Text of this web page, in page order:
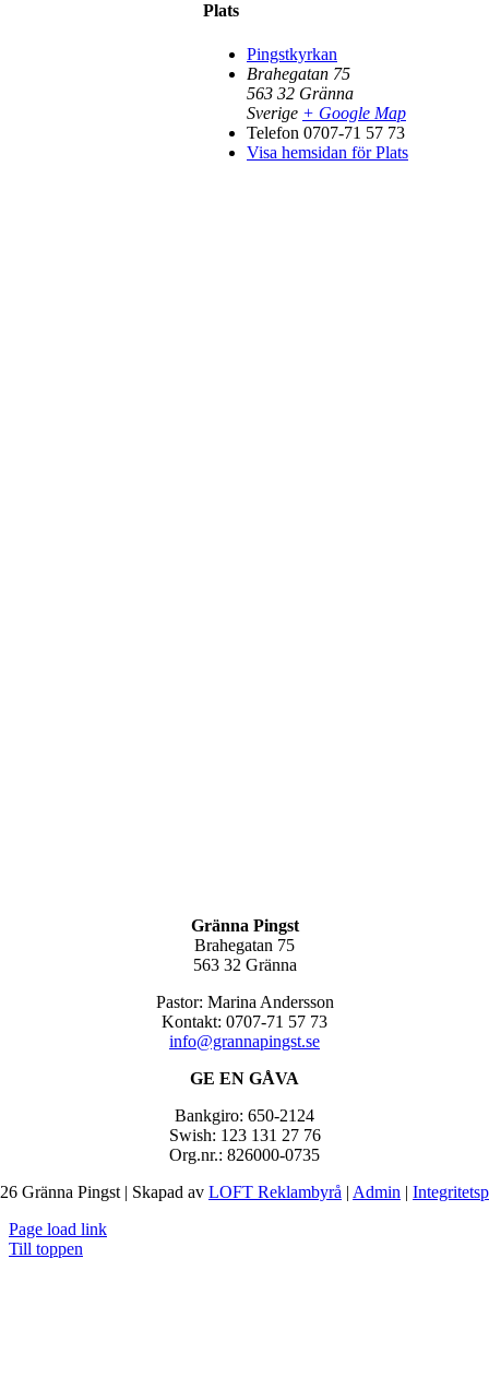
Plats
Pingstkyrkan
Brahegatan 75
563 32 Gränna
Sverige + Google Map
Telefon 0707-71 57 73
Visa hemsidan för Plats
Gränna Pingst
Brahegatan 75
563 32 Gränna
Pastor: Marina Andersson
Kontakt: 0707-71 57 73
info@grannapingst.se
GE EN GÅVA
Bankgiro: 650-2124
Swish: 123 131 27 76
Org.nr.: 826000-0735
Gränna Pingst | Skapad av LOFT Reklambyrå | Admin |
Page load link
Till toppen